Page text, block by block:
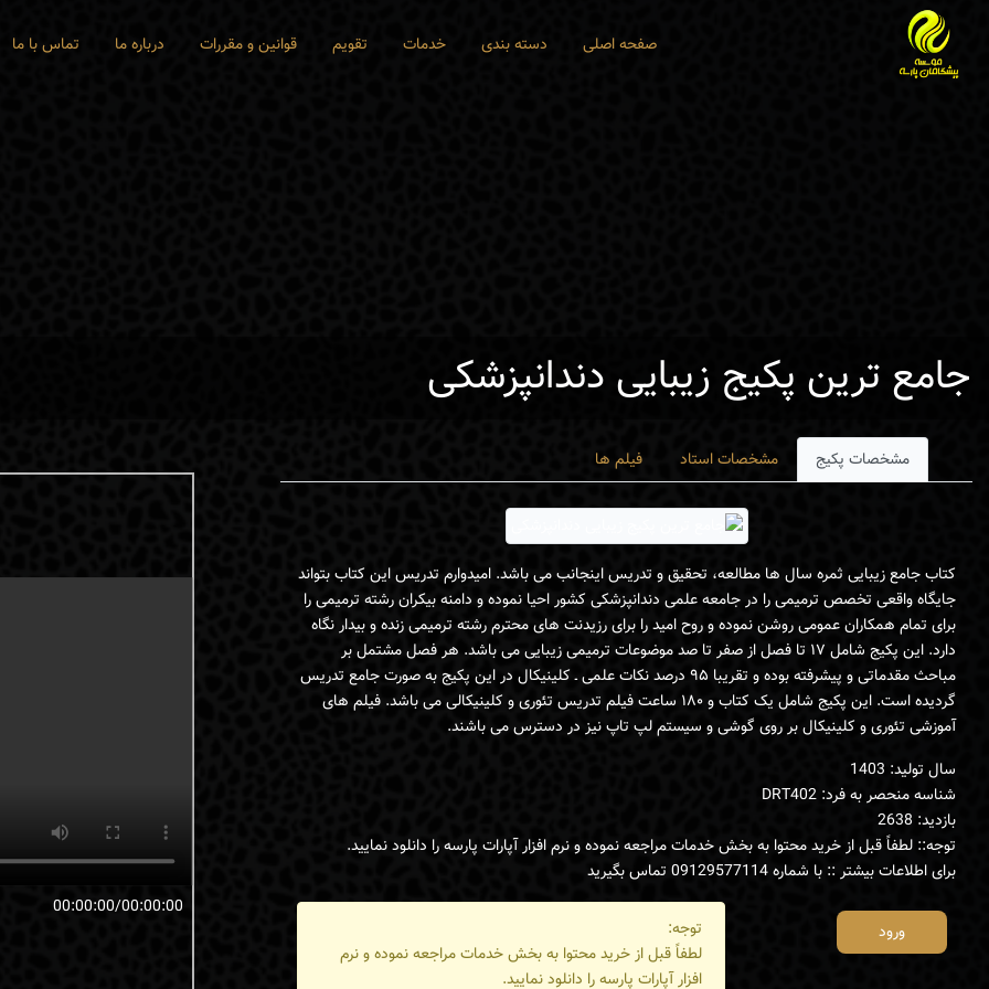
صفحه اصلی دسته بندی خدمات تقویم قوانین و مقررات درباره ما تماس با ما
جامع ترین پکیج زیبایی دندانپزشکی
مشخصات پکیج مشخصات استاد فیلم ها
کتاب جامع زیبایی ثمره سال ها مطالعه، تحقیق و تدریس اینجانب می باشد. امیدوارم تدریس این کتاب بتواند
جایگاه واقعی تخصص ترمیمی را در جامعه علمی دندانپزشکی کشور احیا نموده و دامنه بیکران رشته ترمیمی را
برای تمام همکاران عمومی روشن نموده و روح امید را برای رزیدنت های محترم رشته ترمیمی زنده و بیدار نگاه
دارد. این پکیج شامل ۱۷ تا فصل از صفر تا صد موضوعات ترمیمی زیبایی می باشد. هر فصل مشتمل بر
مباحث مقدماتی و پیشرفته بوده و تقریبا ۹۵ درصد نکات علمی ـ کلینیکال در این پکیج به صورت جامع تدریس
گردیده است. این پکیج شامل یک کتاب و ۱۸۰ ساعت فیلم تدریس تئوری و کلینیکالی می باشد. فیلم های
آموزشی تئوری و کلینیکال بر روی گوشی و سیستم لپ تاپ نیز در دسترس می باشند.
سال تولید: 1403
شناسه منحصر به فرد: DRT402
بازدید: 2638
توجه:: لطفاً قبل از خرید محتوا به بخش خدمات مراجعه نموده و نرم افزار آپارات پارسه را دانلود نمایید.
برای اطلاعات بیشتر :: با شماره 09129577114 تماس بگیرید
ورود
توجه:
لطفاً قبل از خرید محتوا به بخش خدمات مراجعه نموده و نرم
افزار آپارات پارسه را دانلود نمایید.
00:00:00/00:00:00